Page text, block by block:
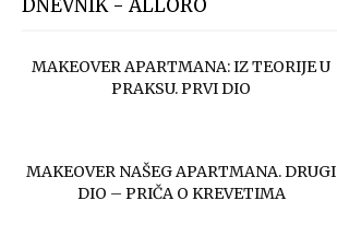
DNEVNIK - ALLORO
MAKEOVER APARTMANA: IZ TEORIJE U
PRAKSU. PRVI DIO
MAKEOVER NAŠEG APARTMANA. DRUGI
DIO – PRIČA O KREVETIMA